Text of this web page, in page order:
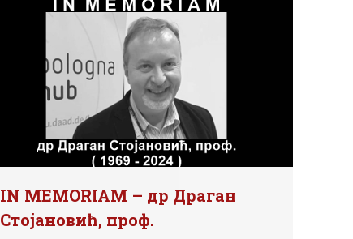
IN MEMORIAM – др Драган
Стојановић, проф.